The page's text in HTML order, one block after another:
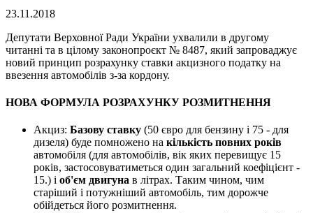
23.11.2018
Депутати Верховної Ради України ухвалили в другому
читанні та в цілому законопроєкт № 8487, який запроваджує
новий принцип розрахунку ставки акцизного податку на
ввезення автомобілів з-за кордону.
НОВА ФОРМУЛА РОЗРАХУНКУ РОЗМИТНЕННЯ
Акциз: Базову ставку (50 євро для бензину і 75 - для
дизеля) буде помножено на кількість повних років
автомобіля (для автомобілів, вік яких перевищує 15
років, застосовуватиметься один загальний коефіцієнт -
15.) і об'єм двигуна в літрах. Таким чином, чим
старіший і потужніший автомобіль, тим дорожче
обійдеться його розмитнення.